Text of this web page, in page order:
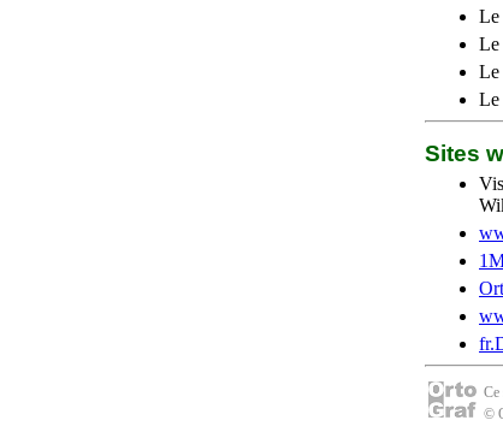
Le
Le
Le
Le
Sites
Ce
©